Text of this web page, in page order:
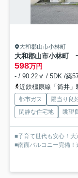
大和郡山市小林町
大和郡山市小林町
598万円
- / 90.22㎡ / 5DK /築
近鉄橿原線「筒井」
都市ガス 陽当り良
閑静な住宅地
眺望
■子育て世代も安心！大
■南面バルコニー完備！